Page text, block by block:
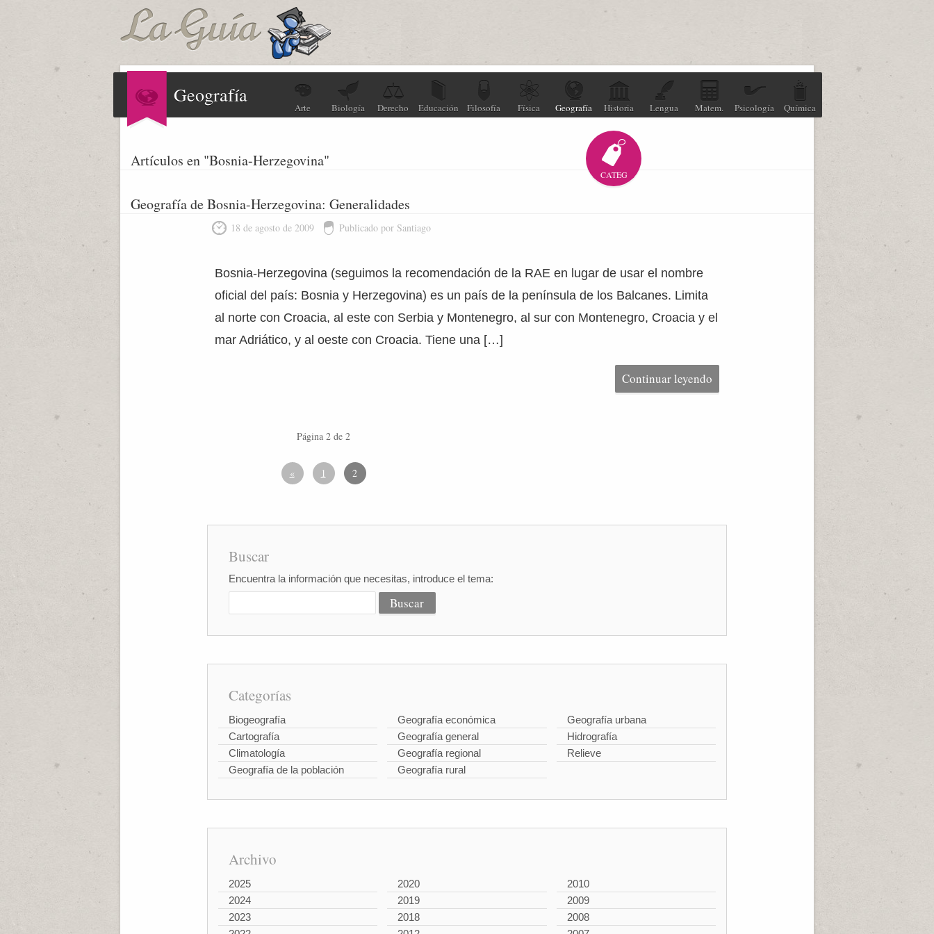
Geografía
Arte Biología Derecho Educación Filosofía Física Geografía Historia Lengua Matem. Psicología Química
Artículos en "Bosnia-Herzegovina"
CATEG
Geografía de Bosnia-Herzegovina: Generalidades
18 de agosto de 2009 Publicado por Santiago
Bosnia-Herzegovina (seguimos la recomendación de la RAE en lugar de usar el nombre
oficial del país: Bosnia y Herzegovina) es un país de la península de los Balcanes. Limita
al norte con Croacia, al este con Serbia y Montenegro, al sur con Montenegro, Croacia y el
mar Adriático, y al oeste con Croacia. Tiene una […]
Continuar leyendo
Página 2 de 2
« 1 2
Buscar
Encuentra la información que necesitas, introduce el tema:
Categorías
Biogeografía
Cartografía
Climatología
Geografía de la población
Geografía económica
Geografía general
Geografía regional
Geografía rural
Geografía urbana
Hidrografía
Relieve
Archivo
2025
2024
2023
2020
2019
2018
2010
2009
2008